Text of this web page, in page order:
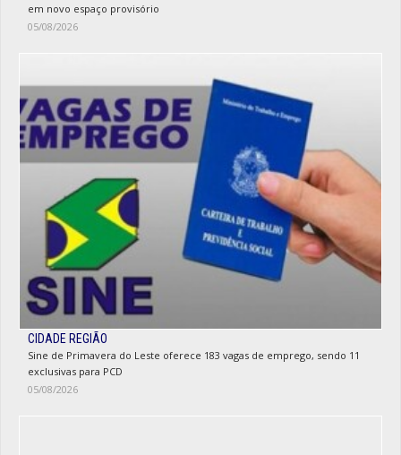
em novo espaço provisório
05/08/2026
CIDADE REGIÃO
Sine de Primavera do Leste oferece 183 vagas de emprego, sendo 11
exclusivas para PCD
05/08/2026